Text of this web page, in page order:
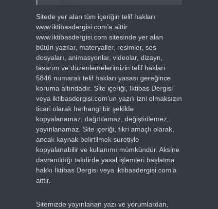
Sitede yer alan tüm içeriğin telif hakları
www.iktibasdergisi.com’a aittir.
www.iktibasdergisi.com sitesinde yer alan
bütün yazılar, materyaller, resimler, ses
dosyaları, animasyonlar, videolar, dizayn,
tasarım ve düzenlemelerimizin telif hakları
5846 numaralı telif hakları yasası gereğince
koruma altındadır. Site içeriği, İktibas Dergisi
veya iktibasdergisi.com’un yazılı izni olmaksızın
ticari olarak herhangi bir şekilde
kopyalanamaz, dağıtılamaz, değiştirilemez,
yayınlanamaz. Site içeriği, fikri amaçlı olarak,
ancak kaynak belirtilmek suretiyle
kopyalanabilir ve kullanımı mümkündür. Aksine
davranıldığı takdirde yasal işlemleri başlatma
hakkı İktibas Dergisi veya iktibasdergisi.com’a
aittir.
Sitemizde yayınlanan yazı ve yorumlardan,